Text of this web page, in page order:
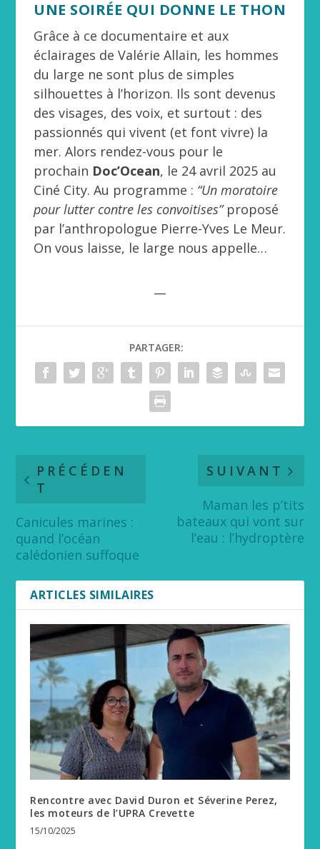
UNE SOIRÉE QUI DONNE LE THON
Grâce à ce documentaire et aux
éclairages de Valérie Allain, les hommes
du large ne sont plus de simples
silhouettes à l’horizon. Ils sont devenus
des visages, des voix, et surtout : des
passionnés qui vivent (et font vivre) la
mer. Alors rendez-vous pour le
prochain Doc’Ocean, le 24 avril 2025 au
Ciné City. Au programme : “Un moratoire
pour lutter contre les convoitises”proposé
par l’anthropologue Pierre-Yves Le Meur.
On vous laisse, le large nous appelle…
PARTAGER:
PRÉCÉDEN
T
Canicules marines :
quand l’océan
calédonien suffoque
SUIVANT
Maman les p’tits
bateaux qui vont sur
l’eau : l’hydroptère
ARTICLES SIMILAIRES
Rencontre avec David Duron et Séverine Perez,
les moteurs de l’UPRA Crevette
15/10/2025